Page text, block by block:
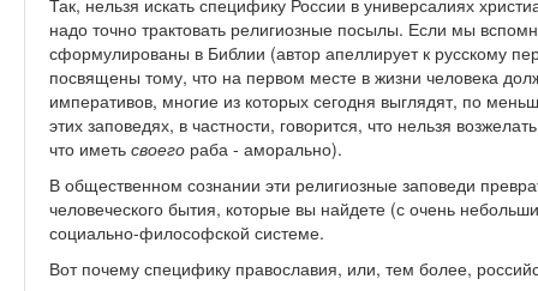
Так, нельзя искать специфику России в универсалиях
надо точно трактовать религиозные посылы. Если мы
сформулированы в Библии (автор апеллирует к русскому
посвящены тому, что на первом месте в жизни человека
императивов, многие из которых сегодня выглядят, по
этих заповедях, в частности, говорится, что нельзя
что иметь своего раба - аморально).
В общественном сознании эти религиозные заповеди
человеческого бытия, которые вы найдете (с очень
социально-философской системе.
Вот почему специфику православия, или, тем более,